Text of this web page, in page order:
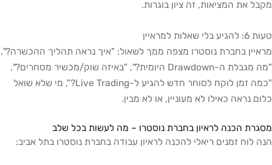
מקבל את המציאות, זה ציון בוגרות.
טעות 6: להגיע בלי שאלות למראיין
מראיין בחברת נוסטרו מצפה ממך לשאול: "איך נראה תהליך ההכשרה?",
"מה מגבלת ה-Drawdown היומית?", "באיזה שוק/מכשיר מסחרים?",
"כמה זמן לוקח לסוחר חדש להגיע ל-Live Trading?", מי שלא שואל
כלום נראה כאילו לא מעוניין, או לא מבין.
מסגרת הכנה לראיון בחברת נוסטרו – מה לעשות בכל שלב
הנה לוח זמנים ריאלי להכנה לראיון עבודה בחברת נוסטרו בתל אביב: